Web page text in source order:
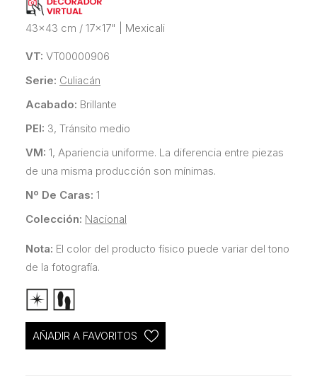
43x43 cm / 17x17" Mexicali
VT: VT00000906
Serie: Culiacán
Acabado: Brillante
PEI: 3, Tránsito medio
VM: 1, Apariencia uniforme. La diferencia entre piezas
de una misma producción son mínimas.
Nº De Caras: 1
Colección: Nacional
Nota: El color del producto físico puede variar del tono
de la fotografía.
AÑADIR A FAVORITOS